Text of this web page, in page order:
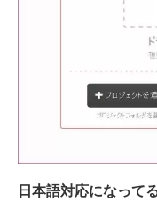
日本語対応になって